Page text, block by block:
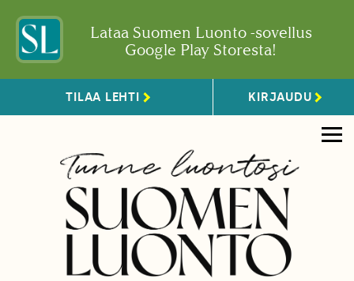
Lataa Suomen Luonto -sovellus
Google Play Storesta!
TILAA LEHTI KIRJAUDU